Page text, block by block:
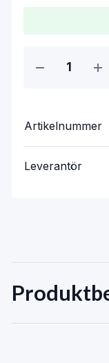
Artikelnummer
Leverantör